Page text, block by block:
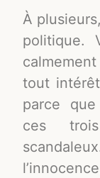
À
politique.
tout
parce que
ces